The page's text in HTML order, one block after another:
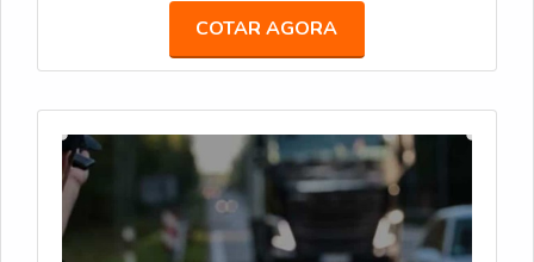
sustentável para áreas de obras e controle de
tráfego. Bastão com Lanterna: Com LED integrado e
baixa visibilidade.
COTAR AGORA